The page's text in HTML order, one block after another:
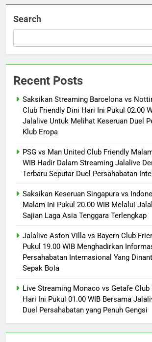
Search
Recent Posts
Saksikan Streaming Barcelona vs
Club Friendly Dini Hari Ini Pukul 02.00
Jalalive Untuk Melihat Keseruan Duel
Klub Eropa
PSG vs Man United Club Friendly
WIB Hadir Dalam Streaming Jalalive
Terbaru Seputar Duel Persahabatan
Saksikan Keseruan Singapura vs
Malam Ini Pukul 20.00 WIB Melalui
Sajian Laga Asia Tenggara Terlengkap
Jalalive Aston Villa vs Bayern Club
Pukul 19.00 WIB Menghadirkan
Persahabatan Internasional Yang
Sepak Bola
Live Streaming Monaco vs Getafe Club
Hari Ini Pukul 01.00 WIB Bersama
Duel Persahabatan yang Penuh Gengsi